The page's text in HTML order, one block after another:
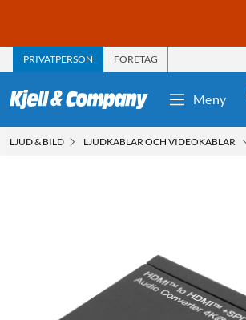
PRIVATPERSON FÖRETAG
Meny
LJUD & BILD LJUDKABLAR OCH VIDEOKABLAR